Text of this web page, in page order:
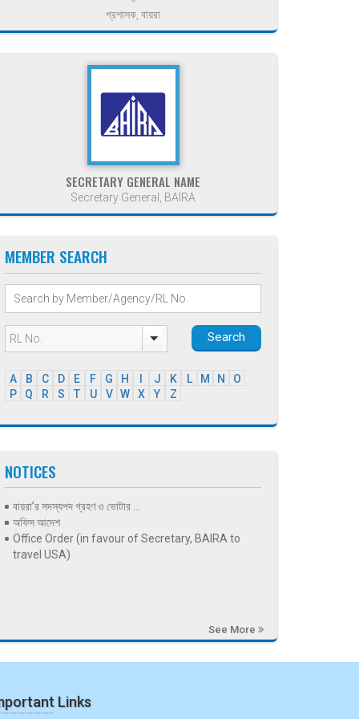
প্রশাসক, বায়রা
SECRETARY GENERAL NAME
Secretary General, BAIRA
MEMBER SEARCH
Search
A B C D E F G H J K L M N
O
P
Q R S T U V W X Y Z
NOTICES
বায়রা’র সদস্যপদ গ্রহণ ও ভোটার ...
অফিস আদেশ
Office Order (in favour of Secretary, BAIRA to
travel USA)
See More
Links